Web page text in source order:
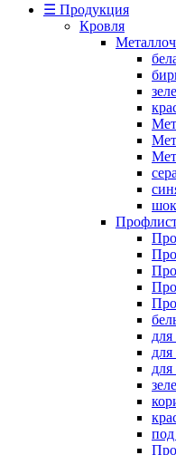
☰ Продукция
Кровля
для
для
под